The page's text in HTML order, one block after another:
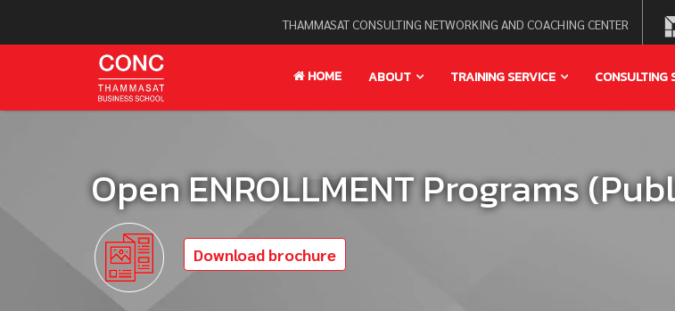
THAMMASAT CONSULTING NETWORKING AND COACHING CENTER
HOME ABOUT TRAINING SERVICE CONSULTING
Open ENROLLMENT Programs
Download brochure